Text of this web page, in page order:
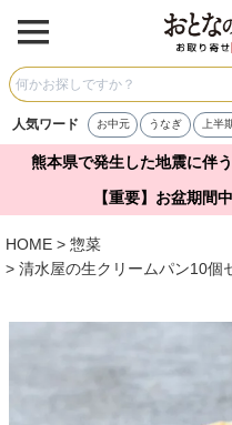
人気ワード お中元 うなぎ 上半
熊本県で発生した地震に
【重要】お盆期
HOME
惣菜
清水屋の生クリームパン10個